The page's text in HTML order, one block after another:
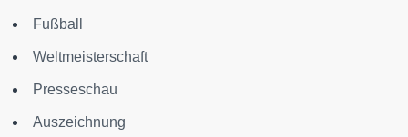
Fußball
Weltmeisterschaft
Presseschau
Auszeichnung